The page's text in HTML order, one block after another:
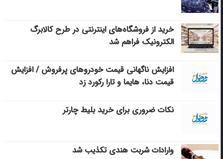
خرید از فروشگاه‌های اینترنتی در طرح کالابرگ
الکترونیک فراهم شد
افزایش ناگهانی قیمت خودروهای پرفروش / افزایش
قیمت دنا، هایما و تارا رکورد زد
نکات ضروری برای خرید بلیط چارتر
وارادات شربت هندی تکذیب شد